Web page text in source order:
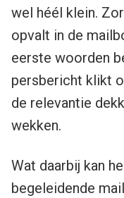
wel héél klein.
opvalt in de
eerste woorden
persbericht klikt
de relevantie
wekken.
Wat daarbij kan
begeleidende